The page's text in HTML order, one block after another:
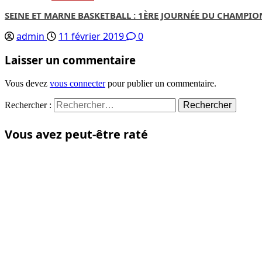
SEINE ET MARNE BASKETBALL : 1ÈRE JOURNÉE DU
admin 11 février 2019 0
Laisser un commentaire
Vous devez vous connecterpour publier un commentaire.
Rechercher :
Vous avez peut-être raté